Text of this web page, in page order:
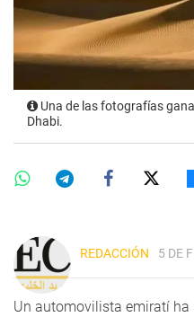
Una de las fotografías
Dhabi.
REDACCIÓN 5 DE
Un automovilista emiratí ha